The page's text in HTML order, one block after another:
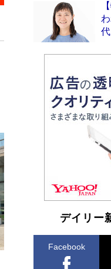
グに『容疑者X
並ぶ［文庫ベス
和田秀樹の70代
「『火垂るの墓
続けた“自責の
い」監督が徹
戦争の記憶
デイリー
Facebook